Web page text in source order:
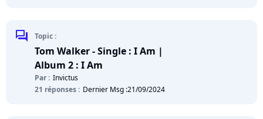
chat Topic :
Tom Walker - Single : I Am |
Album 2 : I Am
Par : Invictus
21 réponses : Dernier Msg :21/09/2024